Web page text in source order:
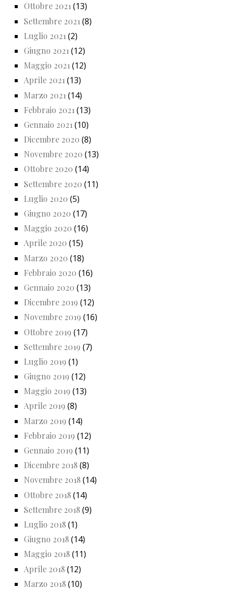
Ottobre 2021(13)
Settembre 2021 (8)
Luglio 2021 (2)
Giugno 2021 (12)
Maggio 2021 (12)
Aprile 2021(13)
Marzo 2021 (14)
Febbraio 2021 (13)
Gennaio 2021 (10)
Dicembre 2020 (8)
Novembre 2020 (13)
Ottobre 2020 (14)
Settembre 2020 (11)
Luglio 2020 (5)
Giugno 2020 (17)
Maggio 2020 (16)
Aprile 2020 (15)
Marzo 2020 (18)
Febbraio 2020 (16)
Gennaio 2020 (13)
Dicembre 2019 (12)
Novembre 2019 (16)
Ottobre 2019 (17)
Settembre 2019 (7)
Luglio 2019 (1)
Giugno 2019 (12)
Maggio 2019 (13)
Aprile 2019 (8)
Marzo 2019 (14)
Febbraio 2019 (12)
Gennaio 2019 (11)
Dicembre 2018(8)
Novembre 2018(14)
Ottobre 2018(14)
Settembre 2018(9)
Luglio 2018(1)
Giugno 2018(14)
Maggio 2018(11)
Aprile 2018(12)
Marzo 2018(10)